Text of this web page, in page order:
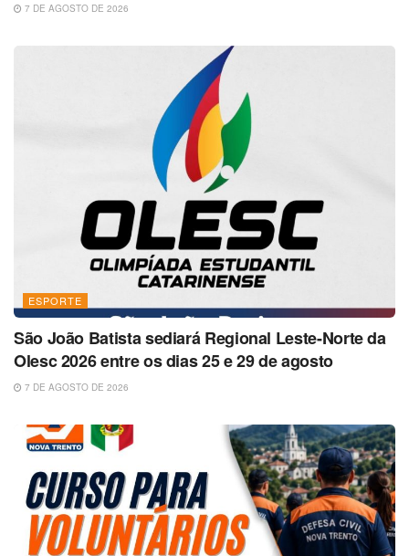
7 DE AGOSTO DE 2026
ESPORTE
São João Batista sediará Regional Leste-Norte da
Olesc 2026 entre os dias 25 e 29 de agosto
7 DE AGOSTO DE 2026